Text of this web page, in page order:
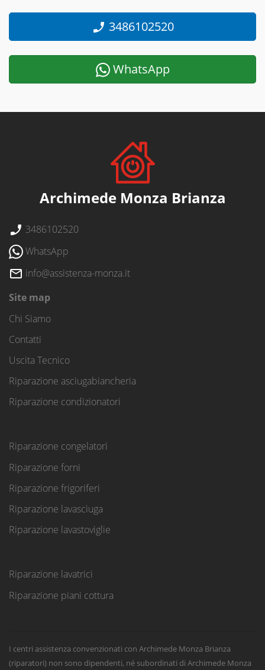
3486102520
WhatsApp
Archimede Monza Brianza
3486102520
WhatsApp
info@assistenza-monza.it
Site map
Chi Siamo
Contatti
Uscita Tecnico
Riparazione asciugabiancheria
Riparazione condizionatori
Riparazione congelatori
Riparazione forni
Riparazione frigoriferi
Riparazione lavasciuga
Riparazione lavastoviglie
Riparazione lavatrici
Riparazione piani cottura
I centri assistenza convenzionati con Archimede Monza Brianza
(riparatori) non sono dipendenti, né subordinati di Archimede Monza